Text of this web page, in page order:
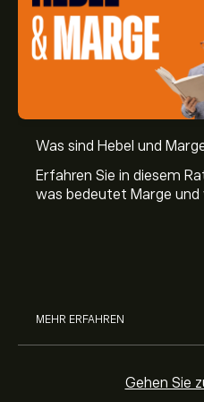
Was sind Hebel und
Erfahren Sie in diesem
was bedeutet Marge und
MEHR ERFAHREN
Gehen Sie